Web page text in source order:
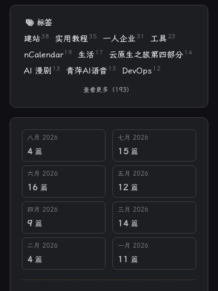
标签
建站 38 实用教程 35 一人企业 31 工具 23
nCalendar 19 生活 17 云原生之旅第四部分 14
AI 漫剧 13 青萍AI语音 13 DevOps 12
查看更多（193）
八月 2026
4 篇
七月 2026
15 篇
六月 2026
16 篇
五月 2026
12 篇
四月 2026
9 篇
三月 2026
14 篇
二月 2026
4 篇
一月 2026
11 篇